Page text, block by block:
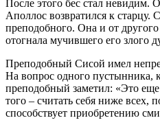
После этого бес стал невидим.
Аполлос возвратился к старцу.
преподобного. Она и от
отогнала мучившего его злого
Преподобный Сисой имел
На вопрос одного пустынника,
преподобный заметил: «Это
того – считать себя ниже всех,
способствует приобретению